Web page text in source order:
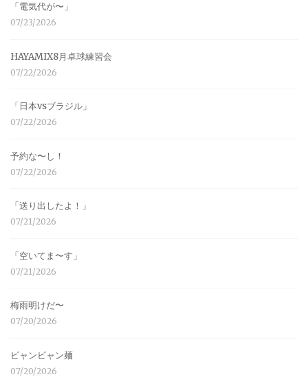
「電気代が〜」
07/23/2026
HAYAMIX8月卓球練習会
07/22/2026
「日本vsブラジル」
07/22/2026
予約な〜し！
07/22/2026
「送り出したよ！」
07/21/2026
「空いてま〜す」
07/21/2026
梅雨明けだ〜
07/20/2026
ビャンビャン麺
07/20/2026